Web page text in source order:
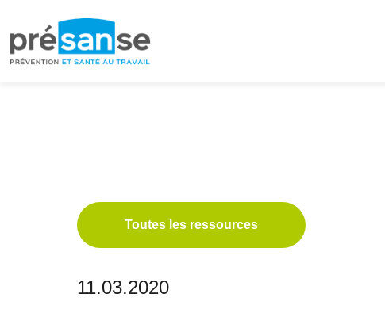
la
au
contenu
Toutes les ressources
11.03.2020